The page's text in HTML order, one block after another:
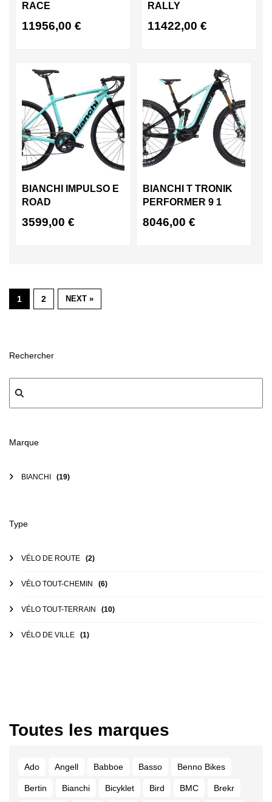
RACE
11956,00 €
RALLY
11422,00 €
BIANCHI IMPULSO E
ROAD
3599,00 €
BIANCHI T TRONIK
PERFORMER 9 1
8046,00 €
1 2 NEXT »
Rechercher
Marque
BIANCHI (19)
Type
VÉLO DE ROUTE (2)
VÉLO TOUT-CHEMIN (6)
VÉLO TOUT-TERRAIN (10)
VÉLO DE VILLE (1)
Toutes les marques
Ado Angell Babboe Basso Benno Bikes
Bertin Bianchi Bicyklet Bird BMC Brekr